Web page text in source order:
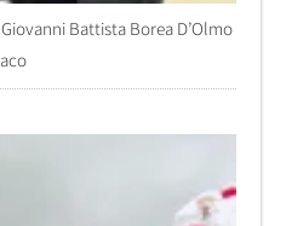
Battista Borea D’Olmo